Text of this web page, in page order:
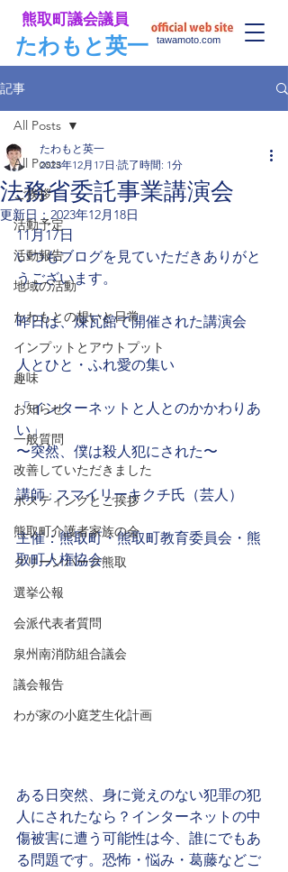
​たわもと英一
​熊取町議会議員
tawamoto.com
記事
All Posts
ご挨拶
活動予定
活動報告
地域の活動
たわもとの想いと日常
インプットとアウトプット
趣味
お知らせ
一般質問
改善していただきました
ポスティングとご挨拶
熊取町介護者家族の会
グリーンパーク熊取
選挙公報
会派代表者質問
泉州南消防組合議会
議会報告
わが家の小庭芝生化計画
All Posts
法務省委託事業講演会
たわもと英一
2023年12月17日 読了時間: 1分
更新日： 2023年12月18日
11月17日
いつもブログを見ていただきありがと
うございます。
昨日は、煉瓦館で開催された講演会
人とひと・ふれ愛の集い
「インターネットと人とのかかわりあ
い」
〜突然、僕は殺人犯にされた〜
講師 : スマイリーキクチ氏（芸人）
主催：熊取町・熊取町教育委員会・熊
取町人権協会
ある日突然、身に覚えのない犯罪の犯
人にされたなら？インターネットの中
傷被害に遭う可能性は今、誰にでもあ
る問題です。恐怖・悩み・葛藤などご